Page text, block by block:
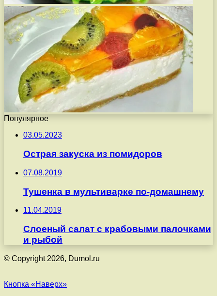
Популярное
03.05.2023
Острая закуска из помидоров
07.08.2019
Тушенка в мультиварке по-домашнему
11.04.2019
Слоеный салат с крабовыми палочками
и рыбой
© Copyright 2026, Dumol.ru
Кнопка «Наверх»